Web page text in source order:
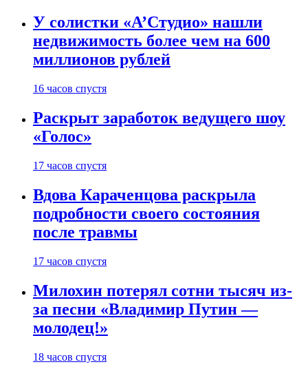
У солистки «А’Студио» нашли
недвижимость более чем на 600
миллионов рублей
16 часов спустя
Раскрыт заработок ведущего шоу
«Голос»
17 часов спустя
Вдова Караченцова раскрыла
подробности своего состояния
после травмы
17 часов спустя
Милохин потерял сотни тысяч из-
за песни «Владимир Путин —
молодец!»
18 часов спустя